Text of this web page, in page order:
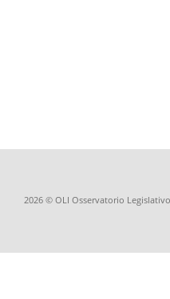
2026 © OLI Osservatorio